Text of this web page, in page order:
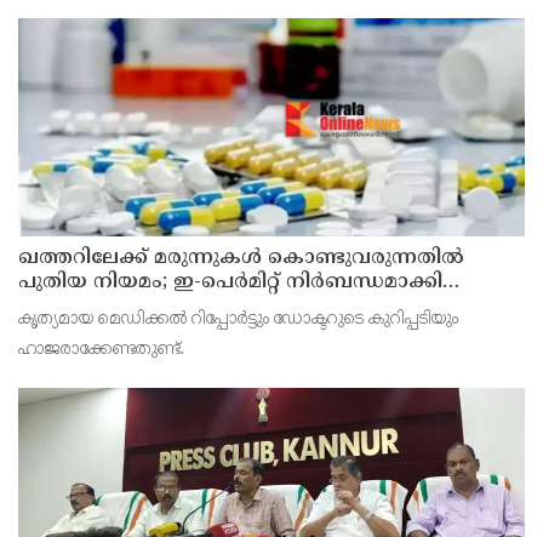
ഖത്തറിലേക്ക് മരുന്നുകള്‍ കൊണ്ടുവരുന്നതില്‍
പുതിയ നിയമം; ഇ-പെര്‍മിറ്റ് നിര്‍ബന്ധമാക്കി
കൃത്യമായ മെഡിക്കല്‍ റിപ്പോര്‍ട്ടും ഡോക്ടറുടെ കുറിപ്പടിയും
ഹാജരാക്കേണ്ടതുണ്ട്.